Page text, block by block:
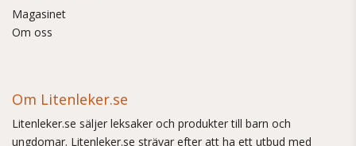
Magasinet
Om oss
Om Litenleker.se
Litenleker.se säljer leksaker och produkter till barn och
ungdomar. Litenleker.se strävar efter att ha ett utbud med